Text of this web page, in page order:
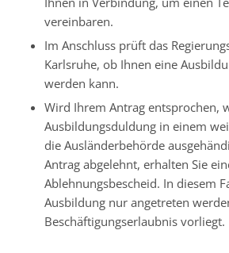
vereinbaren.
Im Anschluss prüft das
Karlsruhe, ob Ihnen eine
werden kann.
Wird Ihrem Antrag entsprochen,
Ausbildungsduldung in einem
die Ausländerbehörde
Antrag abgelehnt, erhalten Sie
Ablehnungsbescheid. In diesem
Ausbildung nur angetreten
Beschäftigungserlaubnis vorliegt.